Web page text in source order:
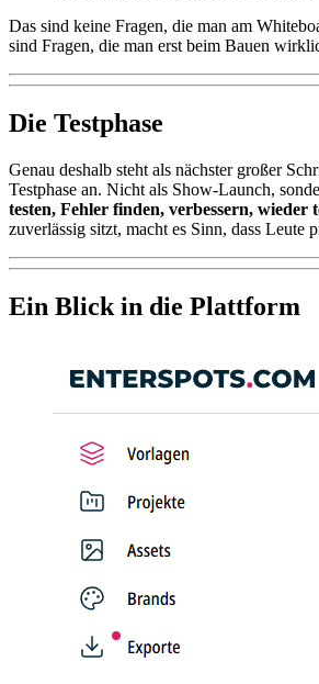
Das sind keine Fragen, die man am
sind Fragen, die man erst beim Bauen
Die Testphase
Genau deshalb steht als nächster großer
Testphase an. Nicht als Show-Launch,
testen, Fehler finden, verbessern, wieder
zuverlässig sitzt, macht es Sinn, dass Leute
Ein Blick in die Plattform